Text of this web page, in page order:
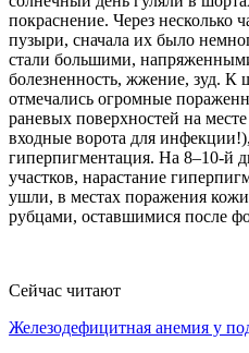
покраснение. Через несколько
пузыри, сначала их было
стали большими,
болезненность, жжение, зуд. К
отмечались огромные
раневых поверхностей на
входные ворота для
гиперпигментация. На 8–10-й
участков, нарастание
ушли, в местах поражения
рубцами, оставшимися после
Сейчас читают
Железодефицитная анемия у